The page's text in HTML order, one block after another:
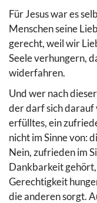
Für Jesus war es
Menschen seine
gerecht, weil wir
Seele verhungern,
widerfahren.
Und wer nach
der darf sich darauf
erfülltes, ein
nicht im Sinne von:
Nein, zufrieden im
Dankbarkeit gehört,
Gerechtigkeit
die anderen sorgt.